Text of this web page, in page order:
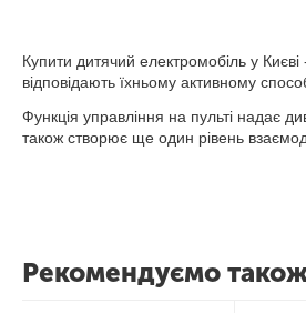
Купити дитячий електромобіль у
відповідають їхньому активному
Функція управління на пульті надає
також створює ще один рівень
Рекомендуємо